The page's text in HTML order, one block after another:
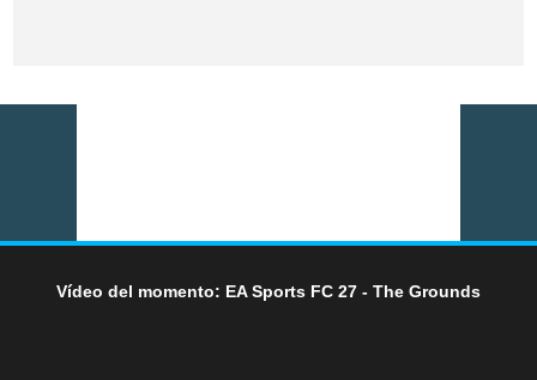
Vídeo del momento: EA Sports FC 27 - The Grounds